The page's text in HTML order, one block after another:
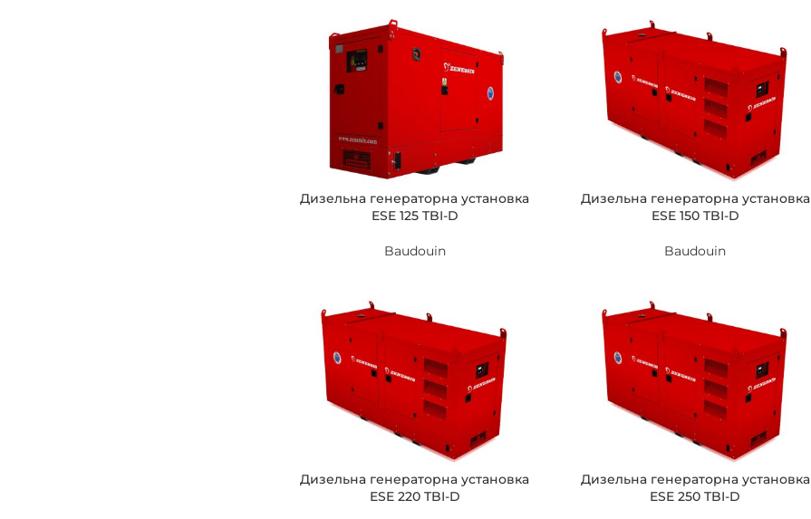
Дизельна генераторна установка
ESE 125 TBI-D
Baudouin
Дизельна генераторна установка
ESE 150 TBI-D
Baudouin
Дизельна генераторна установка
ESE 220 TBI-D
Дизельна генераторна установка
ESE 250 TBI-D